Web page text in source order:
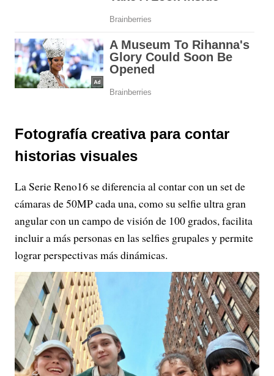
Fotografía creativa para contar
historias visuales
La Serie Reno16 se diferencia al contar con un set de
cámaras de 50MP cada una, como su selfie ultra gran
angular con un campo de visión de 100 grados, facilita
incluir a más personas en las selfies grupales y permite
lograr perspectivas más dinámicas.